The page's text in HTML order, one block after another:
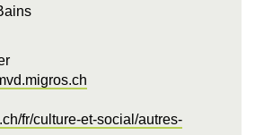
fr/culture-et-social/autres-